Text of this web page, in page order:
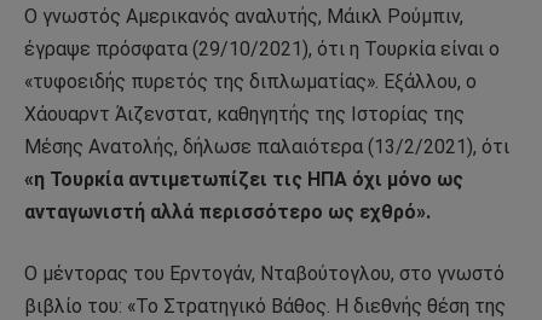
Ο γνωστός Αμερικανός αναλυτής, Μάικλ Ρούμπιν,
έγραψε πρόσφατα (29/10/2021), ότι η Τουρκία είναι ο
«τυφοειδής πυρετός της διπλωματίας». Εξάλλου, ο
Χάουαρντ Άιζενστατ, καθηγητής της Ιστορίας της
Μέσης Ανατολής, δήλωσε παλαιότερα (13/2/2021), ότι
«η Τουρκία αντιμετωπίζει τις ΗΠΑ όχι μόνο ως
ανταγωνιστή αλλά περισσότερο ως εχθρό».
Ο μέντορας του Ερντογάν, Νταβούτογλου, στο γνωστό
βιβλίο του: «Το Στρατηγικό Βάθος. Η διεθνής θέση της